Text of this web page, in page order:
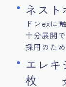
ネス
ドンexに
十分展開
採用のた
エレ
枚 文句